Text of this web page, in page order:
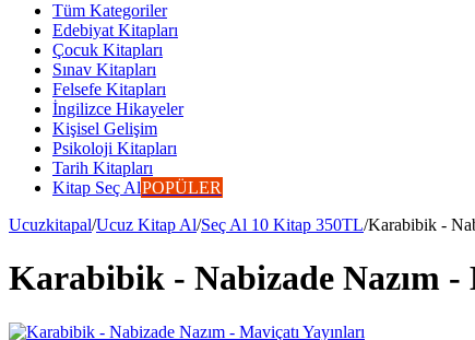
Tüm Kategoriler
Edebiyat Kitapları
Çocuk Kitapları
Sınav Kitapları
Felsefe Kitapları
İngilizce Hikayeler
Kişisel Gelişim
Psikoloji Kitapları
Tarih Kitapları
Kitap Seç AlPOPÜLER
Ucuzkitapal/Ucuz Kitap Al/Seç Al 10 Kitap 350TL/Karabibik -
Karabibik - Nabizade Nazım -